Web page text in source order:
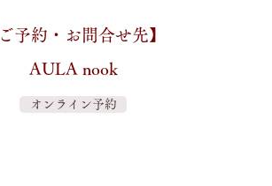
ご予約・お問合せ先】
AULA nook
オンライン予約